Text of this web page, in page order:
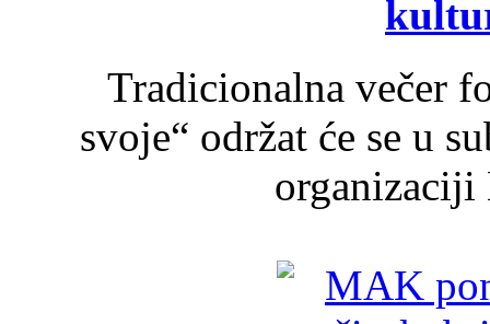
Tradicionalna večer
svoje“ održat će se u
organizaciji